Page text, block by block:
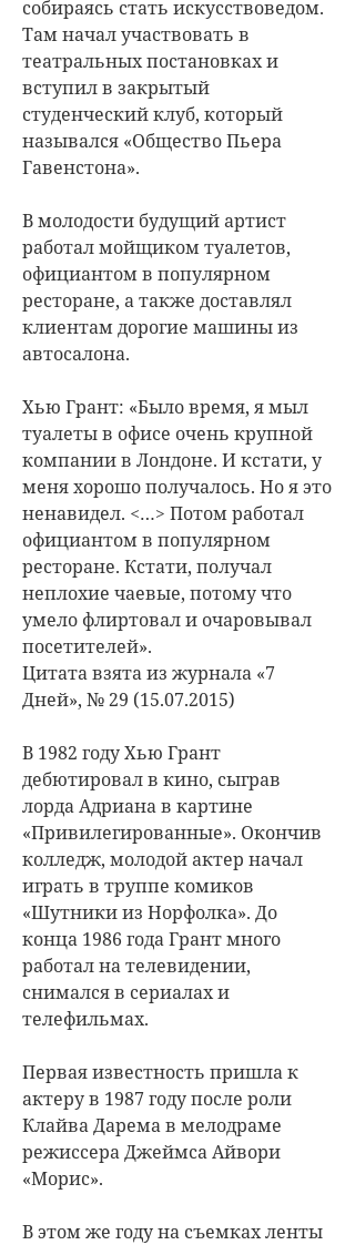
собираясь стать искусствоведом.
Там начал участвовать в
театральных постановках и
вступил в закрытый
студенческий клуб, который
назывался «Общество Пьера
Гавенстона».
В молодости будущий артист
работал мойщиком туалетов,
официантом в популярном
ресторане, а также доставлял
клиентам дорогие машины из
автосалона.
Хью Грант: «Было время, я мыл
туалеты в офисе очень крупной
компании в Лондоне. И кстати, у
меня хорошо получалось. Но я это
ненавидел. <…> Потом работал
официантом в популярном
ресторане. Кстати, получал
неплохие чаевые, потому что
умело флиртовал и очаровывал
посетителей».
Цитата взята из журнала «7
Дней», № 29 (15.07.2015)
В 1982 году Хью Грант
дебютировал в кино, сыграв
лорда Адриана в картине
«Привилегированные». Окончив
колледж, молодой актер начал
играть в труппе комиков
«Шутники из Норфолка». До
конца 1986 года Грант много
работал на телевидении,
снимался в сериалах и
телефильмах.
Первая известность пришла к
актеру в 1987 году после роли
Клайва Дарема в мелодраме
режиссера Джеймса Айвори
«Морис».
В этом же году на съемках ленты